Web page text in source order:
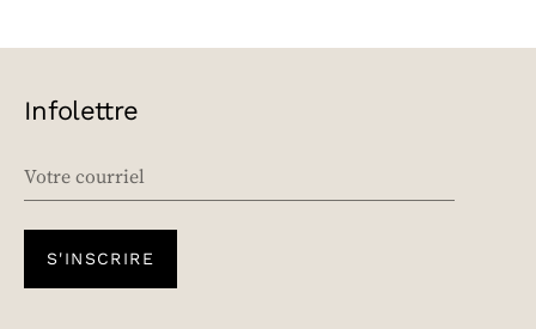
Infolettre
S'INSCRIRE